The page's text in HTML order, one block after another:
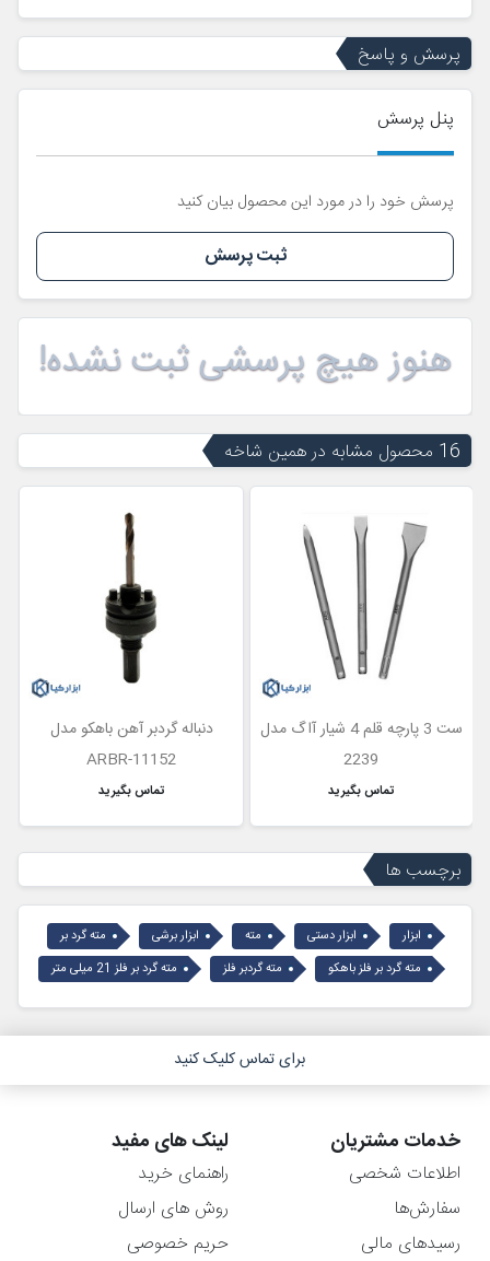
پرسش و پاسخ
پنل پرسش
پرسش خود را در مورد این محصول بیان کنید
ثبت پرسش
هنوز هیچ پرسشی ثبت نشده!
16 محصول مشابه در همین شاخه
ست 3 پارچه قلم 4 شیار آاگ مدل
2239
تماس بگیرید
دنباله گردبر آهن باهکو مدل
ARBR-11152
تماس بگیرید
برچسب ها
ابزار ابزار دستی مته ابزار برشی
مته گرد بر
مته گرد بر فلز باهکو
مته گردبر فلز مته گرد بر فلز 21 میلی متر
برای تماس کلیک کنید
خدمات مشتریان
اطلاعات شخصی
سفارش‌ها
رسیدهای مالی
لینک های مفید
راهنمای خرید
روش های ارسال
حریم خصوصی